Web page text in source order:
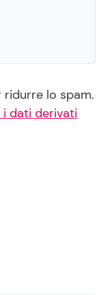
ridurre lo spam.
dati derivati